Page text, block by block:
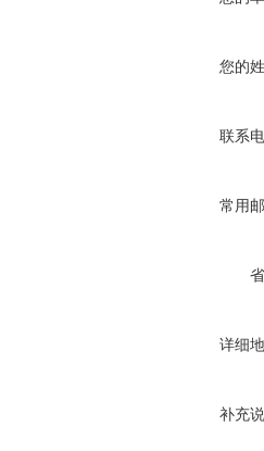
您的
联系
常用
详细
补充